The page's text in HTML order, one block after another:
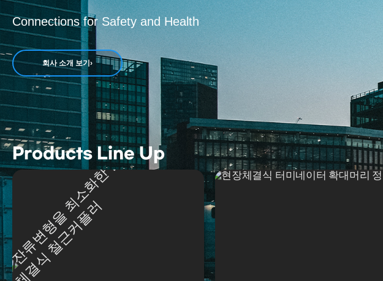
Connections for Safety and Health
회사 소개 보기›
Products Line Up